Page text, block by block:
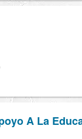
A La